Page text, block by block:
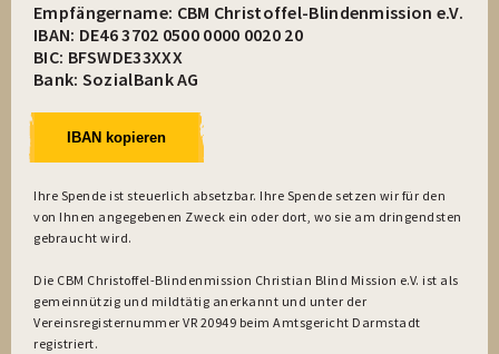
Empfängername: CBM Christoffel-Blindenmission e.V.
IBAN: DE46 3702 0500 0000 0020 20
BIC: BFSWDE33XXX
Bank: SozialBank AG
IBAN kopieren
Ihre Spende ist steuerlich absetzbar. Ihre Spende setzen wir für den
von Ihnen angegebenen Zweck ein oder dort, wo sie am dringendsten
gebraucht wird.
Die CBM Christoffel-Blindenmission Christian Blind Mission e.V. ist als
gemeinnützig und mildtätig anerkannt und unter der
Vereinsregisternummer VR 20949 beim Amtsgericht Darmstadt
registriert.